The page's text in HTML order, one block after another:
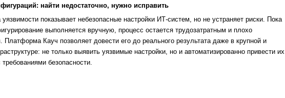
найти недостаточно, нужно исправить
показывает небезопасные настройки ИТ-систем, но не устраняет риски. Пока
выполняется вручную, процесс остается трудозатратным и плохо
Платформа Кауч позволяет довести его до реального результата даже в крупной и
не только выявить уязвимые настройки, но и автоматизированно привести их
требованиями безопасности.